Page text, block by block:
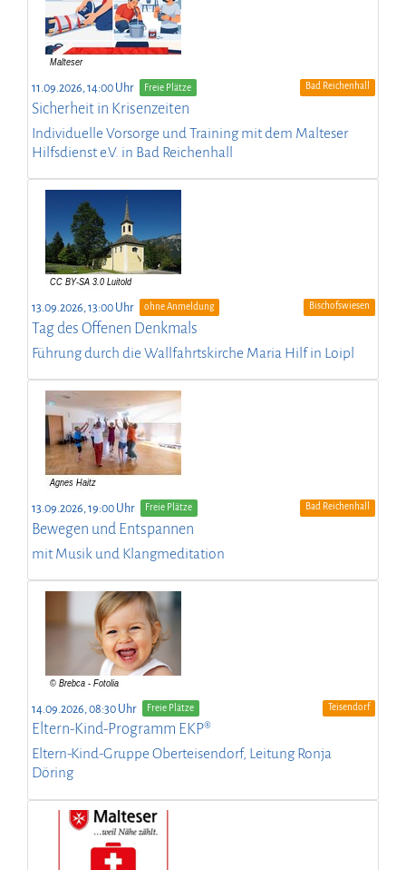
11.09.2026, 14:00 Uhr Freie Plätze Bad Reichenhall
Sicherheit in Krisenzeiten
Individuelle Vorsorge und Training mit dem Malteser
Hilfsdienst e.V. in Bad Reichenhall
13.09.2026, 13:00 Uhr ohne Anmeldung Bischofswiesen
Tag des Offenen Denkmals
Führung durch die Wallfahrtskirche Maria Hilf in Loipl
13.09.2026, 19:00 Uhr Freie Plätze Bad Reichenhall
Bewegen und Entspannen
mit Musik und Klangmeditation
14.09.2026, 08:30 Uhr Freie Plätze Teisendorf
Eltern-Kind-Programm EKP®
Eltern-Kind-Gruppe Oberteisendorf, Leitung Ronja
Döring